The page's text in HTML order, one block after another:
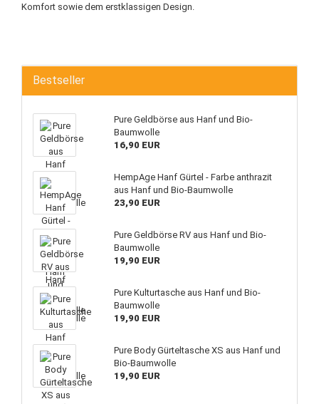
Komfort sowie dem erstklassigen Design.
Bestseller
Pure Geldbörse aus Hanf und Bio-
Baumwolle
16,90 EUR
HempAge Hanf Gürtel - Farbe anthrazit
aus Hanf und Bio-Baumwolle
23,90 EUR
Pure Geldbörse RV aus Hanf und Bio-
Baumwolle
19,90 EUR
Pure Kulturtasche aus Hanf und Bio-
Baumwolle
19,90 EUR
Pure Body Gürteltasche XS aus Hanf und
Bio-Baumwolle
19,90 EUR